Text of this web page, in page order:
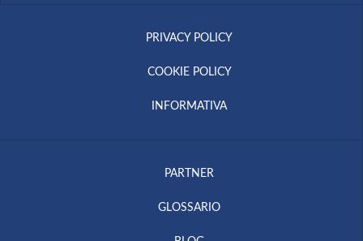
PRIVACY POLICY
COOKIE POLICY
INFORMATIVA
PARTNER
GLOSSARIO